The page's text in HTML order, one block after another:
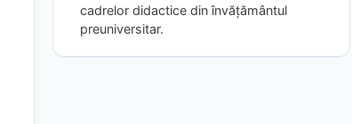
cadrelor didactice din învățământul
preuniversitar.